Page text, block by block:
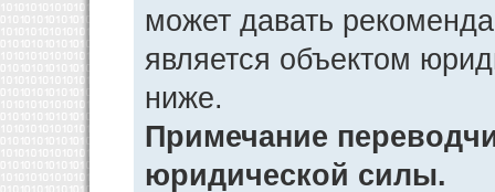
может давать
является объектом
ниже.
Примечание
юридической силы.